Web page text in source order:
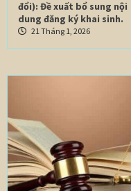
đổi): Đề xuất bổ sung nội
dung đăng ký khai sinh.
21 Tháng 1, 2026